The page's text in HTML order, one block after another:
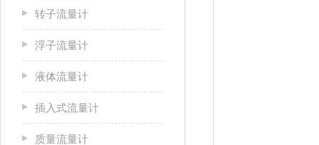
转子流量计
浮子流量计
液体流量计
插入式流量计
质量流量计